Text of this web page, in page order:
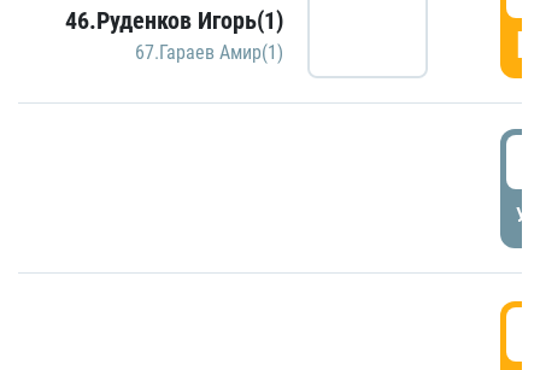
46.Руденков Игорь(1)
67.Гараев Амир(1)